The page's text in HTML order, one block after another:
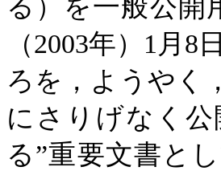
る）を一般公開
（2003年）1月
ろを，ようやく
にさりげなく
る”重要文書と